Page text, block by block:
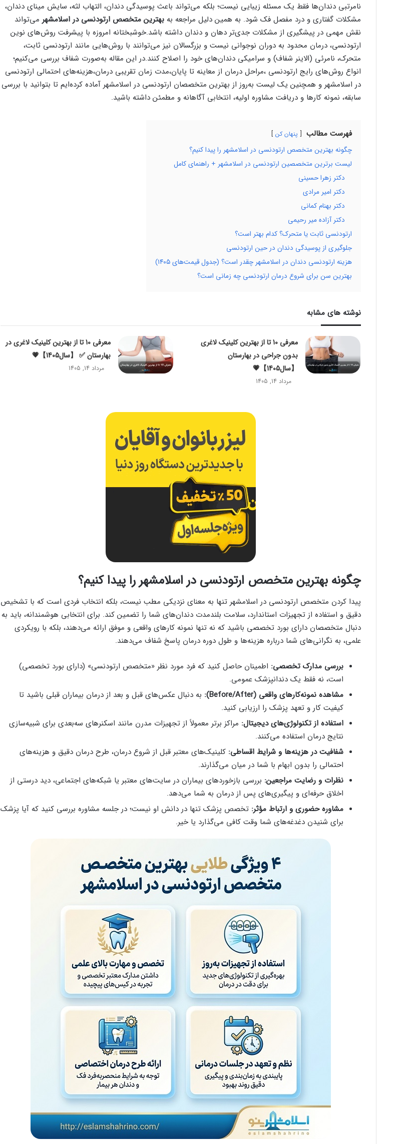
نامرتبی دندان‌ها فقط یک مسئله زیبایی نیست؛ بلکه می‌تواند باعث پوسیدگی دندان، التهاب لثه، سایش مینای دندان،
مشکلات گفتاری و درد مفصل فک شود. به همین دلیل مراجعه به بهترین متخصص ارتودنسی در اسلامشهر می‌تواند
نقش مهمی در پیشگیری از مشکلات جدی‌تر دهان و دندان داشته باشد.خوشبختانه امروزه با پیشرفت روش‌های نوین
ارتودنسی، درمان محدود به دوران نوجوانی نیست و بزرگسالان نیز می‌توانند با روش‌هایی مانند ارتودنسی ثابت،
متحرک، نامرئی (الاینر شفاف) و سرامیکی دندان‌های خود را اصلاح کنند.در این مقاله به‌صورت شفاف بررسی می‌کنیم؛
انواع روش‌های رایج ارتودنسی ،مراحل درمان از معاینه تا پایان،مدت زمان تقریبی درمان،هزینه‌های احتمالی ارتودنسی
در اسلامشهر و همچنین یک لیست به‌روز از بهترین متخصصان ارتودنسی در اسلامشهر آماده کرده‌ایم تا بتوانید با بررسی
سابقه، نمونه کارها و دریافت مشاوره اولیه، انتخابی آگاهانه و مطمئن داشته باشید.
فهرست مطالب پنهان کن
چگونه بهترین متخصص ارتودنسی در اسلامشهر را پیدا کنیم؟
لیست برترین متخصصین ارتودنسی در اسلامشهر + راهنمای کامل
دکتر زهرا حسینی
دکتر امیر مرادی
دکتر بهنام کمانی
دکتر آزاده میر رحیمی
ارتودنسی ثابت یا متحرک؟ کدام بهتر است؟
جلوگیری از پوسیدگی دندان در حین ارتودنسی
هزینه‌ ارتودنسی دندان در اسلامشهر چقدر است؟ (جدول قیمت‌های ۱۴۰۵)
بهترین سن برای شروع درمان ارتودنسی چه زمانی است؟
نوشته های مشابه
معرفی 10 تا از بهترین کلینیک لاغری
بدون جراحی در بهارستان
【سال1405】💗
مرداد 14, 1405
معرفی 10 تا از بهترین کلینیک لاغری در
بهارستان ✅ 【سال1405】💗
مرداد 14, 1405
چگونه بهترین متخصص ارتودنسی در اسلامشهر را پیدا کنیم؟
پیدا کردن متخصص ارتودنسی در اسلامشهر تنها به معنای نزدیکی مطب نیست، بلکه انتخاب فردی است که با تشخیص
دقیق و استفاده از تجهیزات استاندارد، سلامت بلندمدت دندان‌های شما را تضمین کند. برای انتخابی هوشمندانه، باید به
دنبال متخصصان دارای بورد تخصصی باشید که نه تنها نمونه کارهای واقعی و موفق ارائه می‌دهند، بلکه با رویکردی
علمی، به نگرانی‌های شما درباره هزینه‌ها و طول دوره درمان پاسخ شفاف می‌دهند.
بررسی مدارک تخصصی: اطمینان حاصل کنید که فرد مورد نظر «متخصص ارتودنسی» (دارای بورد تخصصی)
است، نه فقط یک دندانپزشک عمومی.
مشاهده نمونه‌کارهای واقعی (Before/After):
به دنبال عکس‌های قبل و بعد از درمان بیماران قبلی باشید تا
کیفیت کار و تعهد پزشک را ارزیابی کنید.
استفاده از تکنولوژی‌های دیجیتال: مراکز برتر معمولاً از تجهیزات مدرن مانند اسکنرهای سه‌بعدی برای شبیه‌سازی
نتایج درمان استفاده می‌کنند.
شفافیت در هزینه‌ها و شرایط اقساطی: کلینیک‌های معتبر قبل از شروع درمان، طرح درمان دقیق و هزینه‌های
احتمالی را بدون ابهام با شما در میان می‌گذارند.
نظرات و رضایت مراجعین: بررسی بازخوردهای بیماران در سایت‌های معتبر یا شبکه‌های اجتماعی، دید درستی از
اخلاق حرفه‌ای و پیگیری‌های پس از درمان به شما می‌دهد.
مشاوره حضوری و ارتباط مؤثر: تخصص پزشک تنها در دانش او نیست؛ در جلسه مشاوره بررسی کنید که آیا پزشک
برای شنیدن دغدغه‌های شما وقت کافی می‌گذارد یا خیر.